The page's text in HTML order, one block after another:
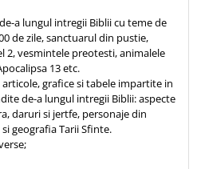
a lungul intregii Biblii cu teme de
de zile, sanctuarul din pustie,
2, vesmintele preotesti, animalele
13 etc.
grafice si tabele impartite in
de-a lungul intregii Biblii: aspecte
daruri si jertfe, personaje din
geografia Tarii Sfinte.